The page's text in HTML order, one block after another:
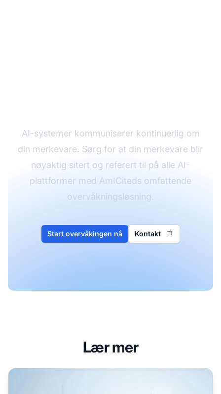
AI-systemer kommuniserer kontinuerlig om
din merkevare. Sørg for at din merkevare blir
nøyaktig sitert og referert til på alle AI-
plattformer med AmICiteds omfattende
overvåkningsløsning.
Start overvåkingen nå Kontakt
Lær mer
AI-formidlet handel